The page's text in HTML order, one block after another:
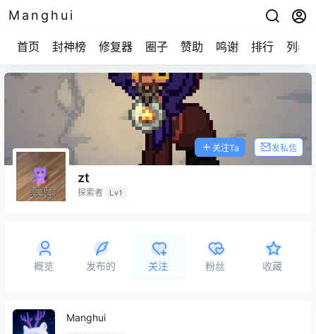
Manghui
首页 封神榜 修复器 圈子 赞助 鸣谢 排行 列表
zt
探索者 Lv1
关注Ta 发私信
概览 发布的 关注 粉丝 收藏
Manghui